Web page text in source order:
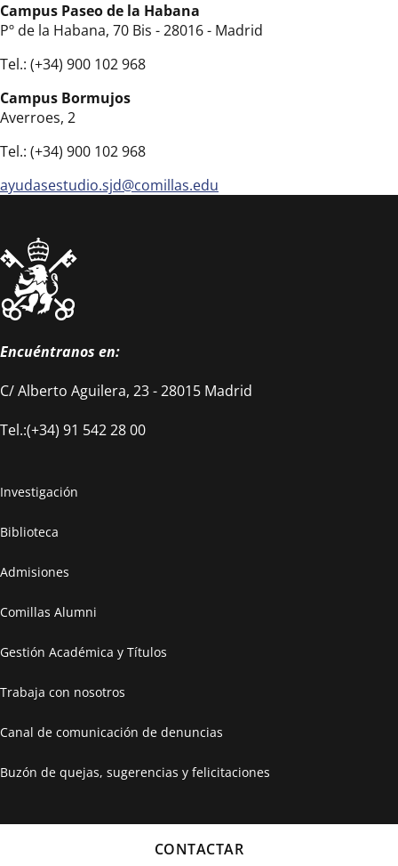
Campus Paseo de la Habana
Pº de la Habana, 70 Bis - 28016 - Madrid
Tel.: (+34) 900 102 968
Campus Bormujos
Averroes, 2
Tel.: (+34) 900 102 968
ayudasestudio.sjd@comillas.edu
Encuéntranos en:
C/ Alberto Aguilera, 23 - 28015 Madrid
Tel.:(+34) 91 542 28 00
Investigación
Biblioteca
Admisiones
Comillas Alumni
Gestión Académica y Títulos
Trabaja con nosotros
Canal de comunicación de denuncias
Buzón de quejas, sugerencias y felicitaciones
CONTACTAR